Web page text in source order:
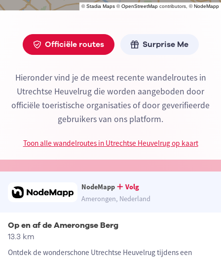
©Stadia Maps ©OpenStreetMap contributors, ©NodeMapp
Officiële routes Surprise Me
Hieronder vind je de meest recente wandelroutes in
Utrechtse Heuvelrug die worden aangeboden door
officiële toeristische organisaties of door geverifieerde
gebruikers van ons platform.
Toon alle wandelroutes in Utrechtse Heuvelrug op kaart
NodeMapp
Volg
Amerongen, Nederland
Op en af de Amerongse Berg
13.3 km
Ontdek de wonderschone Utrechtse Heuvelrug tijdens een